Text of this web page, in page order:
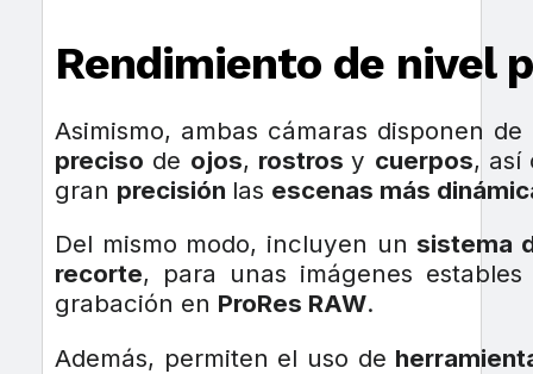
Rendimiento de nivel
Asimismo, ambas cámaras disponen
preciso de ojos, rostrosy cuerpos, así
gran precisión las escenas más
Del mismo modo, incluyen un sistema
recorte, para unas imágenes
grabación en ProRes RAW.
Además, permiten el uso de